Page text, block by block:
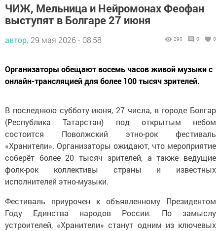
ЧИЖ, Мельница и Нейромонах Феофан
выступят в Болгаре 27 июня
автор, 29 мая 2026 - 08:58 290 0 0
Организаторы обещают восемь часов живой музыки с
онлайн-трансляцией для более 100 тысяч зрителей.
В последнюю субботу июня, 27 числа, в городе Болгар
(Республика Татарстан) под открытым небом
состоится Поволжский этно-рок фестиваль
«Хранители». Организаторы ожидают, что мероприятие
соберёт более 20 тысяч зрителей, а также ведущие
фолк-рок коллективы страны и известных
исполнителей этно-музыки.
Фестиваль приурочен к объявленному Президентом
Году Единства народов России. По замыслу
устроителей, «Хранители» станут одним из ключевых